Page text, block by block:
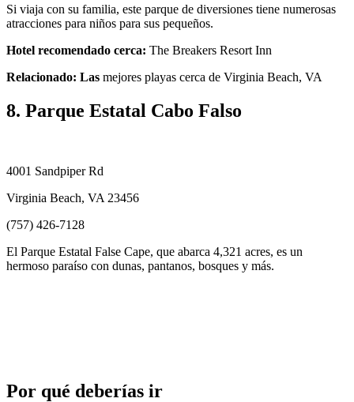
Si viaja con su familia, este parque de diversiones tiene numerosas
atracciones para niños para sus pequeños.
Hotel recomendado cerca: The Breakers Resort Inn
Relacionado: Las mejores playas cerca de Virginia Beach, VA
8. Parque Estatal Cabo Falso
4001 Sandpiper Rd
Virginia Beach, VA 23456
(757) 426-7128
El Parque Estatal False Cape, que abarca 4,321 acres, es un
hermoso paraíso con dunas, pantanos, bosques y más.
Por qué deberías ir